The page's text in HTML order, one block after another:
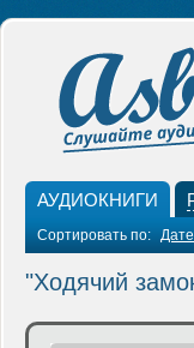
АУДИОКНИГИ
Сортировать по:
"Ходячий